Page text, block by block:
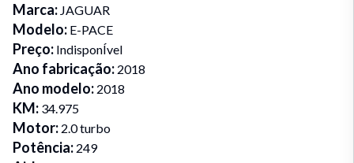
Marca: JAGUAR
Modelo: E-PACE
Preço: IndisponÍvel
Ano fabricação: 2018
Ano modelo: 2018
KM: 34.975
Motor: 2.0 turbo
Potência: 249